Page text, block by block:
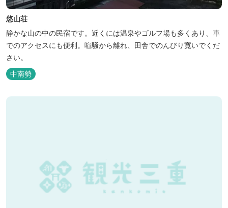
悠山荘
静かな山の中の民宿です。近くには温泉やゴルフ場も多くあり、車
でのアクセスにも便利。喧騒から離れ、田舎でのんびり寛いでくだ
さい。
中南勢